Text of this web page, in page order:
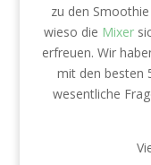
zu den
wieso die Mixer
erfreuen. Wir
mit den besten
wesentliche